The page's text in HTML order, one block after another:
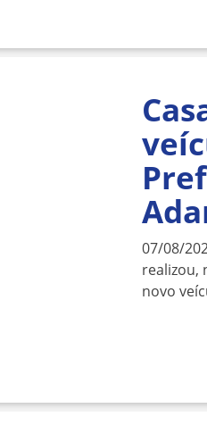
07/08/
realizou,
novo